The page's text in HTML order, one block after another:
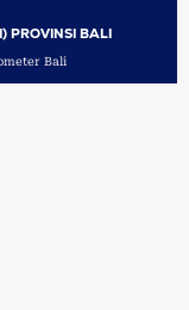
PROVINSI BALI
Bali